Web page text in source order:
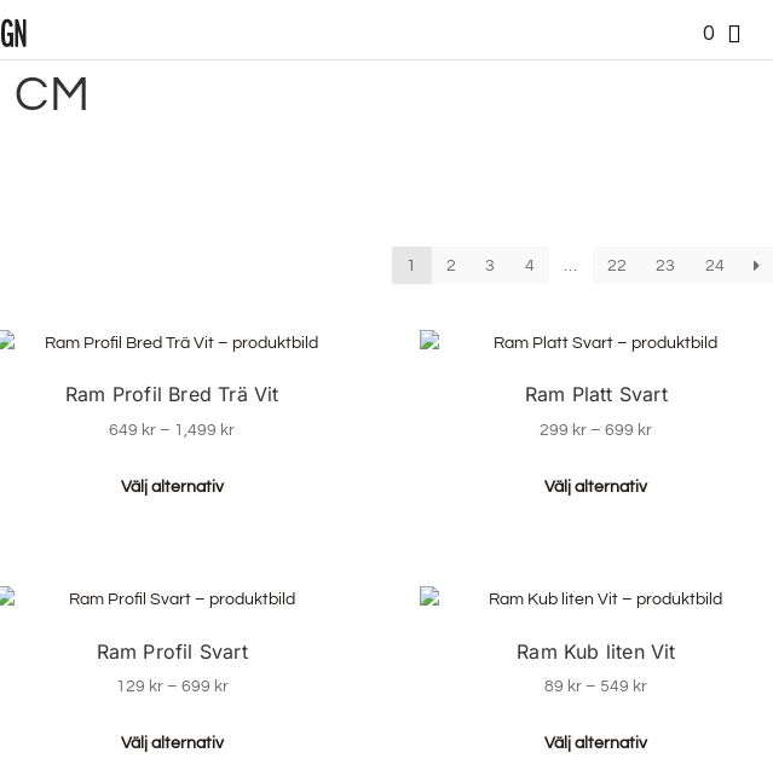
0
1 2 3 4 22 23 24
Ram Profil Bred Trä Vit
649 kr – 1,499 kr
Välj alternativ
Ram Platt Svart
299 kr – 699 kr
Välj alternativ
Ram Profil Svart
129 kr – 699 kr
Välj alternativ
Ram Kub liten Vit
89 kr – 549 kr
Välj alternativ